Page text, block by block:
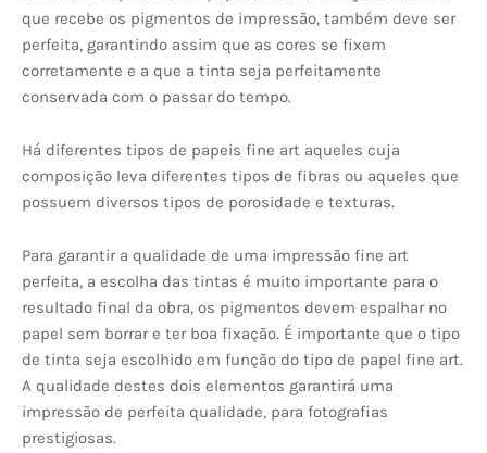
que recebe os pigmentos de impressão, também deve ser
perfeita, garantindo assim que as cores se fixem
corretamente e a que a tinta seja perfeitamente
conservada com o passar do tempo.
Há diferentes tipos de papeis fine art aqueles cuja
composição leva diferentes tipos de fibras ou aqueles que
possuem diversos tipos de porosidade e texturas.
Para garantir a qualidade de uma impressão fine art
perfeita, a escolha das tintas é muito importante para o
resultado final da obra, os pigmentos devem espalhar no
papel sem borrar e ter boa fixação. É importante que o tipo
de tinta seja escolhido em função do tipo de papel fine art.
A qualidade destes dois elementos garantirá uma
impressão de perfeita qualidade, para fotografias
prestigiosas.